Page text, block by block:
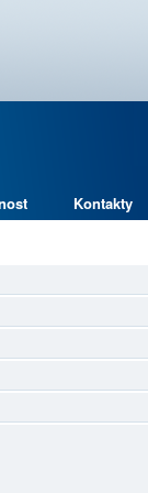
Kontakty